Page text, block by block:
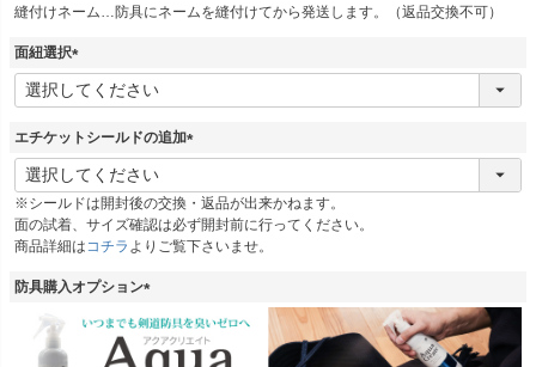
縫付けネーム…防具にネームを縫付けてから発送します。（返品交換不可）
面紐選択
(
必
エチケットシールドの追加
(
須
)
※シールドは開封後の交換・返品が出来かねます。
面の試着、サイズ確認は必ず開封前に行ってください。
商品詳細は コチラ よりご覧下さいませ。
防具購入オプション
必
須